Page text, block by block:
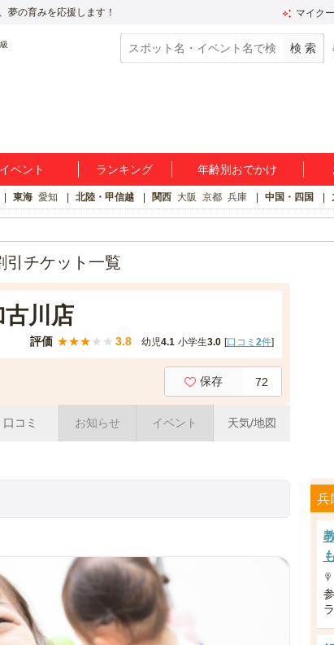
夢の育みを応援します！ マイク
ベント ランキング 年齢別おでかけ
東海 愛知 北陸・甲信越 関西 大阪 京都 兵庫 中国・四国
引チケット一覧
川店
評価 ★★★★ ★ 3.8 幼児4.1 小学生3.0 [口コミ 2件]
保存 72
口コミ お知らせ イベント 天気/地図
兵